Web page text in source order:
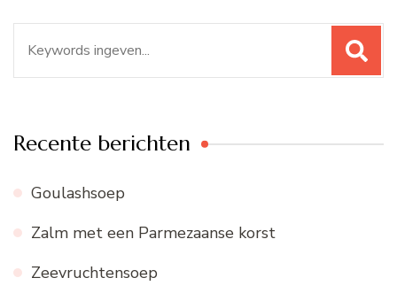
naar:
Recente berichten
Goulashsoep
Zalm met een Parmezaanse korst
Zeevruchtensoep